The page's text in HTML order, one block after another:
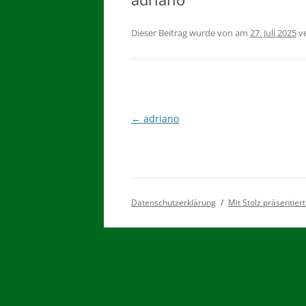
Dieser Beitrag wurdevon am 27. Juli 2025
Beitragsnavigation
← adriano
Datenschutzerklärung Mit Stolz